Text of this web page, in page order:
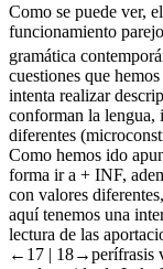
Como se puede ver,
funcionamiento
gramática
cuestiones que
intenta realizar
conforman la lengua,
diferentes
Como hemos ido
forma ir a + INF,
con valores
aquí tenemos una
lectura de las
←17 | 18→perífrasis